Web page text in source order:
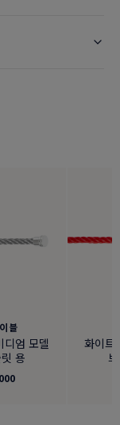
블
디엄 모델
용
화이트